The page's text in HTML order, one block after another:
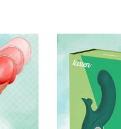
ra sử dụngcác bạn nên